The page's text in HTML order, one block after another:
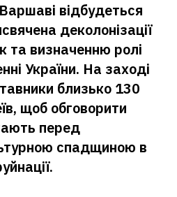
відбудеться
деколонізації
та визначенню ролі
України. На заході
близько 130
щоб обговорити
перед
спадщиною в